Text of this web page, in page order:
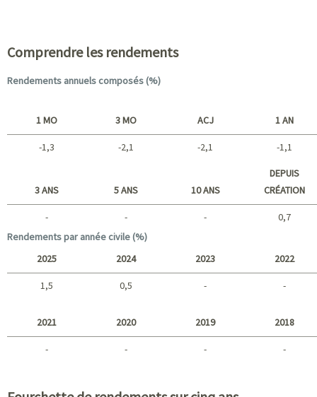
Comprendre les rendements
Rendements annuels composés (%)
1 MO 3 MO ACJ 1 AN
-1,3 -2,1 -2,1 -1,1
Long terme
3 ANS 5 ANS 10 ANS
DEPUIS
CRÉATION
- - -
0,7
Rendements par année civile (%)
2025 2024 2023 2022
1,5 0,5 - -
2021 2020 2019 2018
- - - -